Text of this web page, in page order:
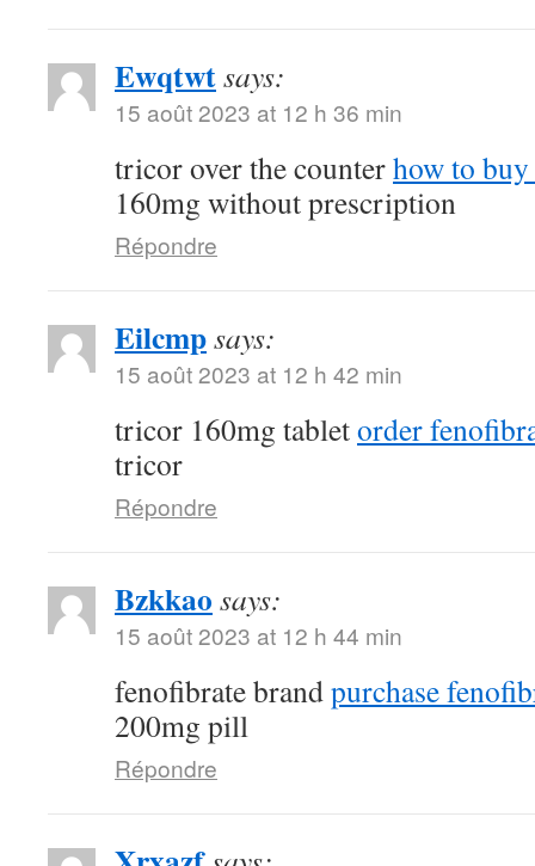
Ewqtwtsays:
15 août 2023 at 12 h 36 min
tricor over the counterhow to
160mg without prescription
Répondre
Eilcmpsays:
15 août 2023 at 12 h 42 min
tricor 160mg tabletorder
tricor
Répondre
Bzkkao says:
15 août 2023 at 12 h 44 min
fenofibrate brandpurchase
200mg pill
Répondre